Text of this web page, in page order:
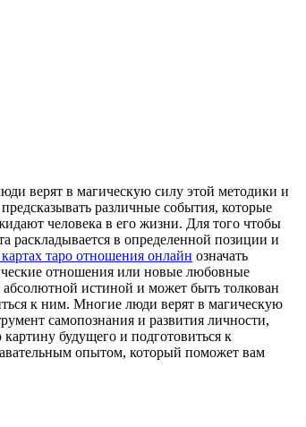
верят в магическую силу этой методики и
различные события, которые
человека в его жизни. Для того чтобы
раскладывается в определенной позиции и
таро отношения онлайн означать
отношения или новые любовные
абсолютной истиной и может быть толкован
к ним. Многие люди верят в магическую
самопознания и развития личности,
будущего и подготовиться к
опытом, который поможет вам